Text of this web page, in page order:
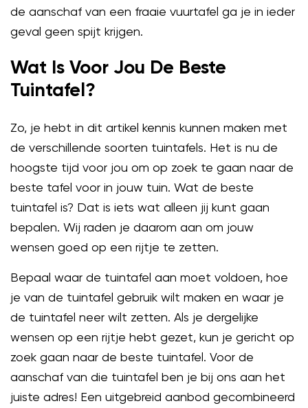
de aanschaf van een fraaie vuurtafel ga je in ieder
geval geen spijt krijgen.
Wat Is Voor Jou De Beste
Tuintafel?
Zo, je hebt in dit artikel kennis kunnen maken met
de verschillende soorten tuintafels. Het is nu de
hoogste tijd voor jou om op zoek te gaan naar de
beste tafel voor in jouw tuin. Wat de beste
tuintafel is? Dat is iets wat alleen jij kunt gaan
bepalen. Wij raden je daarom aan om jouw
wensen goed op een rijtje te zetten.
Bepaal waar de tuintafel aan moet voldoen, hoe
je van de tuintafel gebruik wilt maken en waar je
de tuintafel neer wilt zetten. Als je dergelijke
wensen op een rijtje hebt gezet, kun je gericht op
zoek gaan naar de beste tuintafel. Voor de
aanschaf van die tuintafel ben je bij ons aan het
juiste adres! Een uitgebreid aanbod gecombineerd